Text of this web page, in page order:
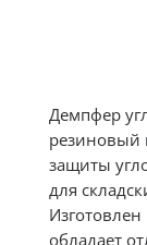
Демпфер
резиновый
защиты
для
обладает